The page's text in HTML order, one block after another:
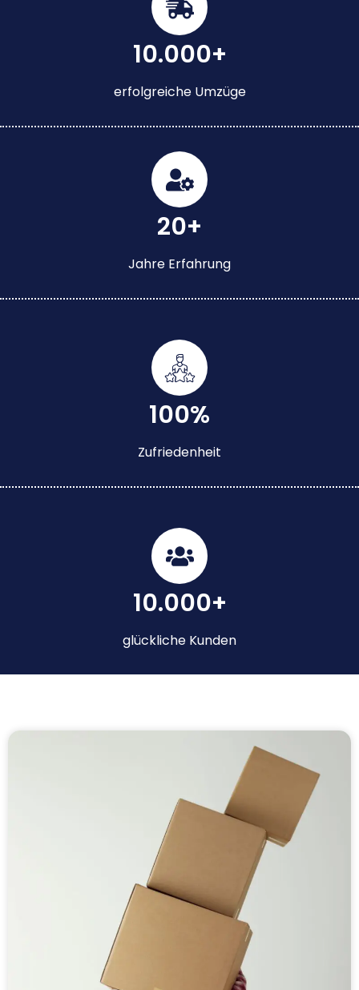
10.000+
erfolgreiche Umzüge
20+
Jahre Erfahrung
100%
Zufriedenheit
10.000+
glückliche Kunden